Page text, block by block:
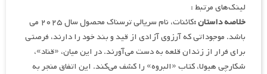
لینک‌های مرتبط :
خلاصه داستان :
کائنات، نام سریالی ترسناک محصول سال ۲۰۲۵ می
باشد. موجوداتی که آرزوی آزادی از قید و بند خود را دارند، فرصتی
برای فرار از زندان قلعه به دست می‌آورند. در این میان، «قناد»،
شکارچی هیولا، کتاب «البروه» را کشف می‌کند. این اتفاق منجر به